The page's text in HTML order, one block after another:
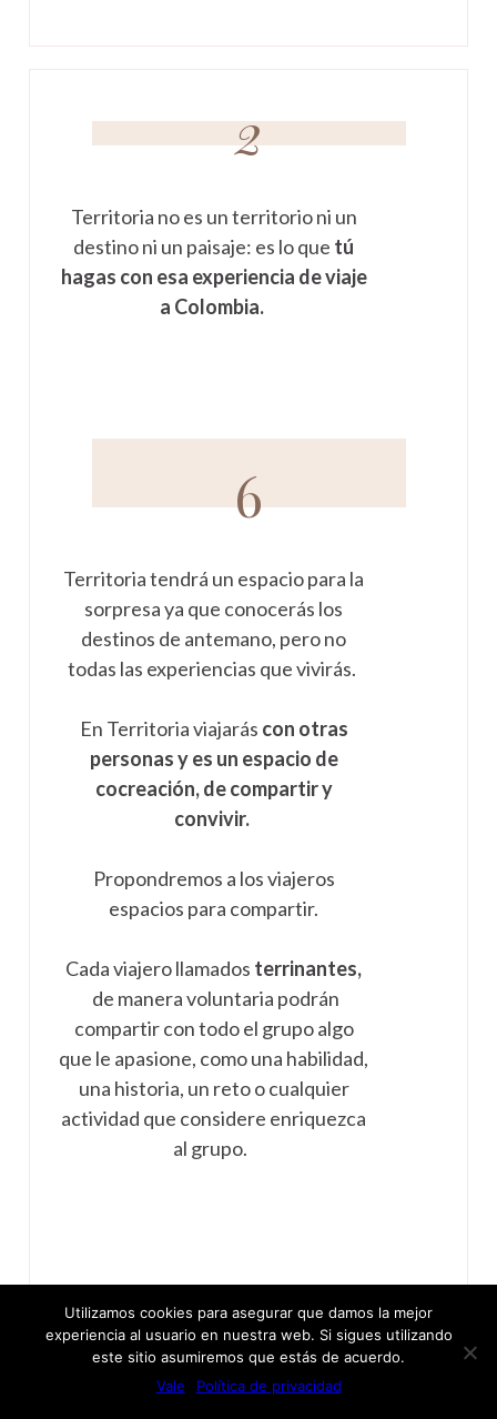
2
Territoria no es un territorio ni un
destino ni un paisaje: es lo que tú
hagas con esa experiencia de viaje
a Colombia.
6
Territoria tendrá un espacio para la
sorpresa ya que conocerás los
destinos de antemano, pero no
todas las experiencias que vivirás.
En Territoria viajarás con otras
personas y es un espacio de
cocreación, de compartir y
convivir.
Propondremos a los viajeros
espacios para compartir.
Cada viajero llamados terrinantes,
de manera voluntaria podrán
compartir con todo el grupo algo
que le apasione, como una habilidad,
una historia, un reto o cualquier
actividad que considere enriquezca
al grupo.
Utilizamos cookies para asegurar que damos la mejor
experiencia al usuario en nuestra web. Si sigues utilizando
este sitio asumiremos que estás de acuerdo.
Vale
Política de privacidad